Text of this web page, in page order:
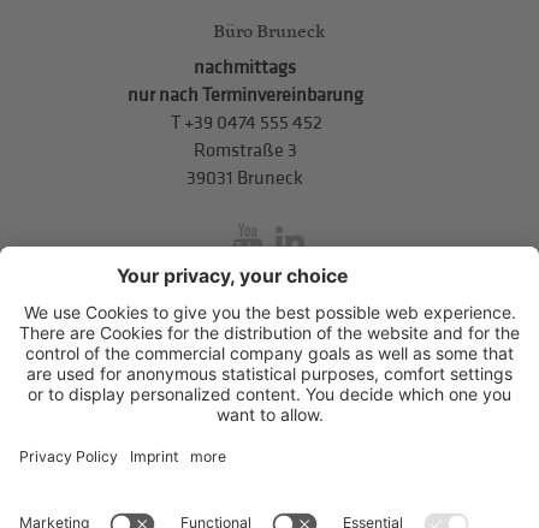
Büro Bruneck
nachmittags
nur nach Terminvereinbarung
T +39 0474 555 452
Romstraße 3
39031 Bruneck
inService
Mitterweg 5, Bozner Boden,I-39100Bozen.T+39 0471 310
311.info@hds-bz.it
Impressum
Datenschutzerklärung